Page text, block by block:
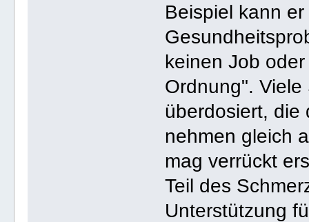
Beispiel kann
keinen Job
Ordnung".
überdosiert, die
nehmen gleich
mag verrückt
Teil des
Unterstützung